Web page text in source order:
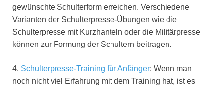
gewünschte Schulterform erreichen. Verschiedene
Varianten der Schulterpresse-Übungen wie die
Schulterpresse mit Kurzhanteln oder die Militärpresse
können zur Formung der Schultern beitragen.
4. Schulterpresse-Training für Anfänger: Wenn man
noch nicht viel Erfahrung mit dem Training hat, ist es